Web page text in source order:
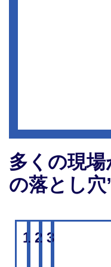
多くの現
の落とし穴
1 2 3